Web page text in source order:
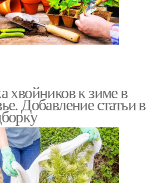
хвойников к зиме в
Добавление статьи в